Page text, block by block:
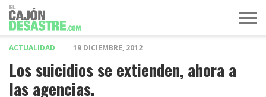
ACTUALIDAD 19 DICIEMBRE, 2012
Los suicidios se extienden, ahora a
las agencias.